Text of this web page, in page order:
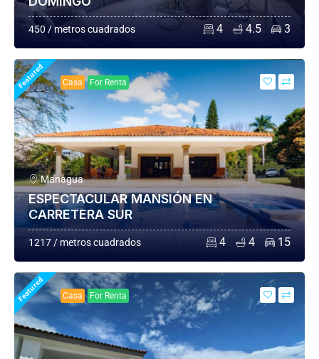
450 / metros cuadrados 4 4.5 3
Featured Casa For Renta
Managua
ESPECTACULAR MANSIÓN EN
CARRETERA SUR
1217 / metros cuadrados 4 4 15
Featured Casa For Renta